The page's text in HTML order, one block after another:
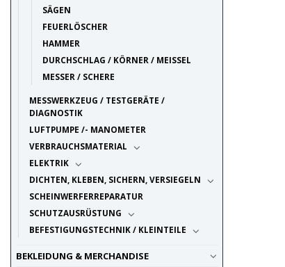
SÄGEN
FEUERLÖSCHER
HAMMER
DURCHSCHLAG / KÖRNER / MEISSEL
MESSER / SCHERE
MESSWERKZEUG / TESTGERÄTE /
DIAGNOSTIK
LUFTPUMPE /- MANOMETER
VERBRAUCHSMATERIAL
ELEKTRIK
DICHTEN, KLEBEN, SICHERN, VERSIEGELN
SCHEINWERFERREPARATUR
SCHUTZAUSRÜSTUNG
BEFESTIGUNGSTECHNIK / KLEINTEILE
BEKLEIDUNG & MERCHANDISE